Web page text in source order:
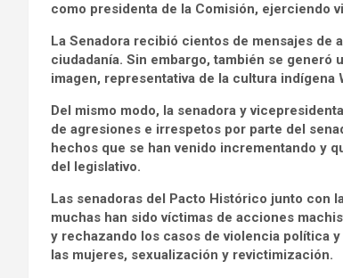
como presidenta de la Comisión, ejerciendo
La Senadora recibió cientos de mensajes de
ciudadanía. Sin embargo, también se generó
imagen, representativa de la cultura indígena
Del mismo modo, la senadora y
de agresiones e irrespetos por parte del
hechos que se han venido incrementando y
del legislativo.
Las senadoras del Pacto Histórico junto con
muchas han sido víctimas de acciones
y rechazando los casos de violencia política
las mujeres, sexualización y revictimización.